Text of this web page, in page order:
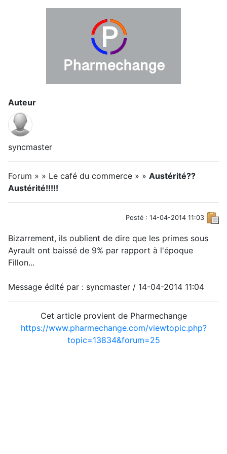
Auteur
syncmaster
Forum » » Le café du commerce » » Austérité??
Austérité!!!!!
Posté : 14-04-2014 11:03
Bizarrement, ils oublient de dire que les primes sous
Ayrault ont baissé de 9% par rapport à l'époque
Fillon...
Message édité par : syncmaster / 14-04-2014 11:04
Cet article provient de Pharmechange
https://www.pharmechange.com/viewtopic.php?
topic=13834&forum=25